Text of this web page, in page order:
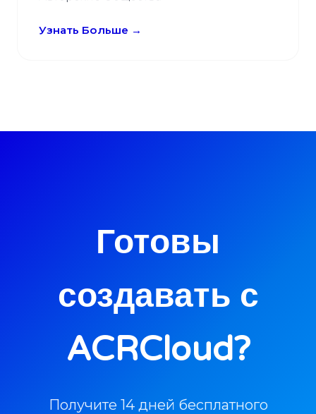
Узнать Больше →
Готовы
создавать с
ACRCloud?
Получите 14 дней бесплатного